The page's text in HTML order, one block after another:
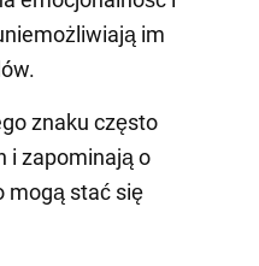
im
znaku często
i zapominają o
mogą stać się